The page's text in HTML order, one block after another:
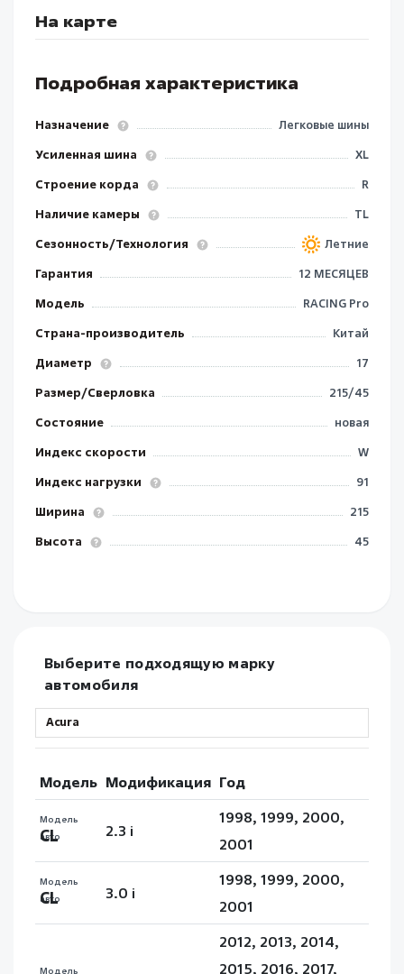
На карте
Подробная характеристика
Назначение
Легковые шины
Усиленная шина
XL
Строение корда
R
Наличие камеры
TL
Сезонность/Технология
Летние
Гарантия
12 МЕСЯЦЕВ
Модель
RACING Pro
Страна-производитель
Китай
Диаметр
17
Размер/Сверловка
215/45
Состояние
новая
Индекс скорости
W
Индекс нагрузки
91
Ширина
215
Высота
45
Выберите подходящую марку
автомобиля
Модель Модификация Год
Модель
авто
CL 2.3 i
1998, 1999, 2000,
2001
Модель
авто
CL 3.0 i
1998, 1999, 2000,
2001
Модель
2012, 2013, 2014,
2015, 2016, 2017,